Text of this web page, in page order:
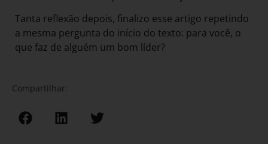
Tanta reflexão depois, finalizo esse artigo repetindo
a mesma pergunta do início do texto: para você, o
que faz de alguém um bom líder?
Compartilhar: